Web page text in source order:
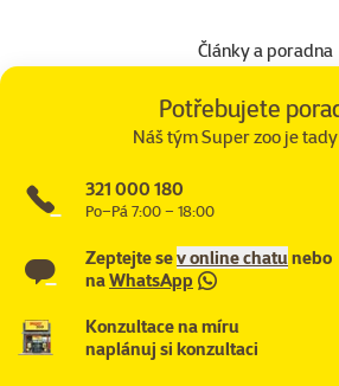
Články a poradna
Potřebujete
Náš tým Super zoo je
321 000 180
Po–Pá 7:00 – 18:00
Zeptejte sev online chatunebo
naWhatsApp
Konzultace na míru
naplánuj si konzultaci